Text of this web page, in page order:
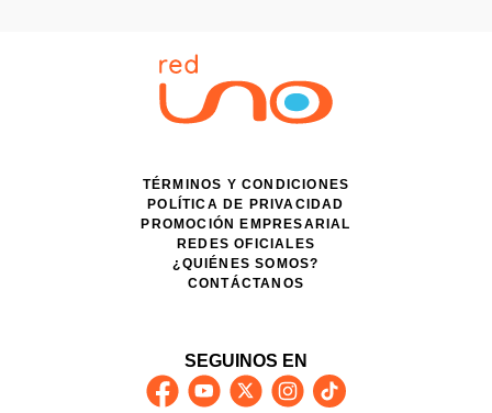
TÉRMINOS Y CONDICIONES
POLÍTICA DE PRIVACIDAD
PROMOCIÓN EMPRESARIAL
REDES OFICIALES
¿QUIÉNES SOMOS?
CONTÁCTANOS
SEGUINOS EN